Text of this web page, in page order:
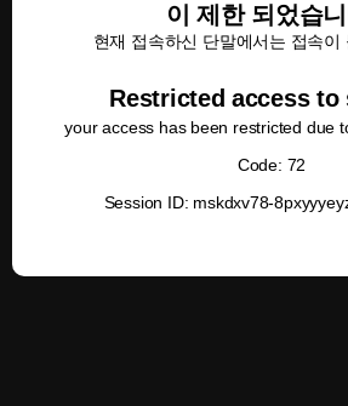
이 제한 되었습
현재 접속하신 단말에서는 접속이
Restricted access to
your access has been restricted due
Code: 72
Session ID: mskdxv78-